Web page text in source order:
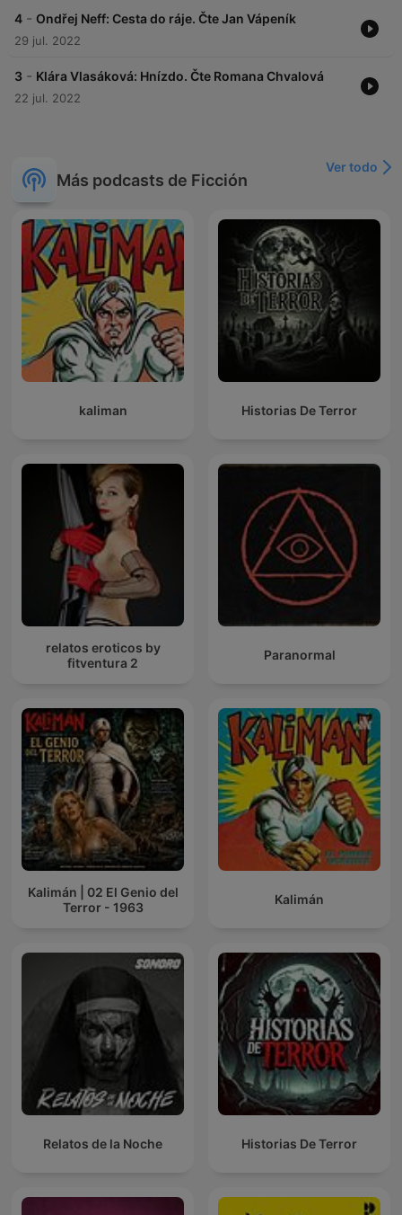
4 - Ondřej Neff: Cesta do ráje. Čte Jan Vápeník
29 jul. 2022
3 - Klára Vlasáková: Hnízdo. Čte Romana Chvalová
22 jul. 2022
Más podcasts de Ficción
Ver todo
kaliman Historias De Terror
relatos eroticos by
fitventura 2
Paranormal
Kalimán | 02 El Genio del
Terror - 1963
Kalimán
Relatos de la Noche Historias De Terror